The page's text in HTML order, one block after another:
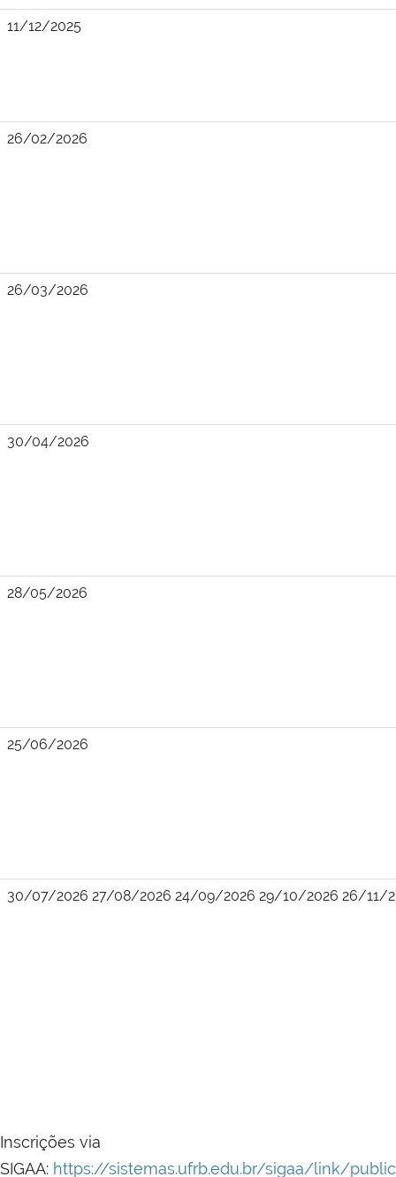
11/12/2025
26/02/2026
26/03/2026
30/04/2026
28/05/2026
25/06/2026
30/07/2026 27/08/2026 24/09/2026 29/10/2026 26/11/
Inscrições via
SIGAA: https://sistemas.ufrb.edu.br/sigaa/link/